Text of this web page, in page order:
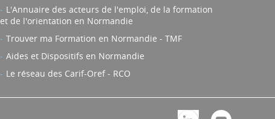
L'Annuaire des acteurs de l'emploi, de la formation
et de l'orientation en Normandie
Trouver ma Formation en Normandie - TMF
Aides et Dispositifs en Normandie
Le réseau des Carif-Oref - RCO